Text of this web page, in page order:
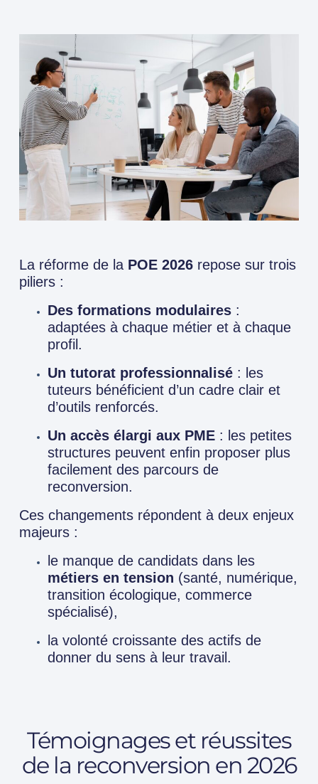
La réforme de la POE 2026repose sur trois
piliers :
Des formations modulaires:
adaptées à chaque métier et à chaque
profil.
Un tutorat professionnalisé: les
tuteurs bénéficient d’un cadre clair et
d’outils renforcés.
Un accès élargi aux PME: les petites
structures peuvent enfin proposer plus
facilement des parcours de
reconversion.
Ces changements répondent à deux enjeux
majeurs :
le manque de candidats dans les
métiers en tension (santé, numérique,
transition écologique, commerce
spécialisé),
la volonté croissante des actifs de
donner du sens à leur travail.
Témoignages et réussites
de la reconversion en 2026